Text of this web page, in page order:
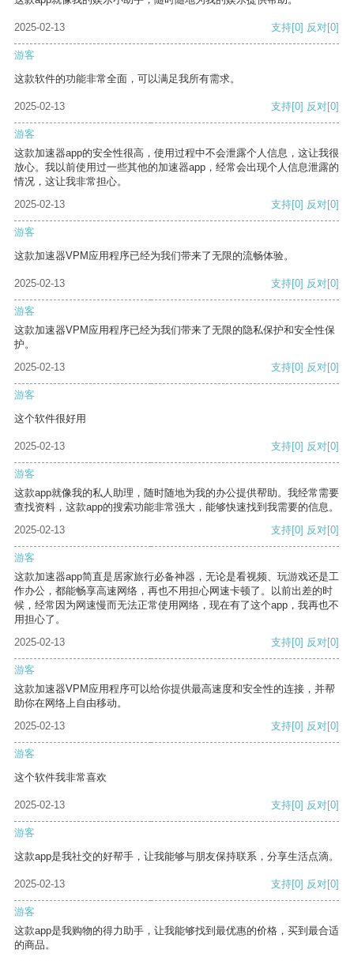
2025-02-13 支持[0] 反对[0]
游客
这款软件的功能非常全面，可以满足我所有需求。
2025-02-13 支持[0] 反对[0]
游客
这款加速器app的安全性很高，使用过程中不会泄露个人信息，这让我很
放心。我以前使用过一些其他的加速器app，经常会出现个人信息泄露的
情况，这让我非常担心。
2025-02-13
支持[0] 反对[0]
游客
这款加速器VPM应用程序已经为我们带来了无限的流畅体验。
2025-02-13 支持[0] 反对[0]
游客
这款加速器VPM应用程序已经为我们带来了无限的隐私保护和安全性保
护。
2025-02-13
支持[0] 反对[0]
游客
这个软件很好用
2025-02-13 支持[0] 反对[0]
游客
这款app就像我的私人助理，随时随地为我的办公提供帮助。我经常需要
查找资料，这款app的搜索功能非常强大，能够快速找到我需要的信息。
2025-02-13
支持[0] 反对[0]
游客
这款加速器app简直是居家旅行必备神器，无论是看视频、玩游戏还是工
作办公，都能畅享高速网络，再也不用担心网速卡顿了。以前出差的时
候，经常因为网速慢而无法正常使用网络，现在有了这个app，我再也不
用担心了。
2025-02-13
支持[0] 反对[0]
游客
这款加速器VPM应用程序可以给你提供最高速度和安全性的连接，并帮
助你在网络上自由移动。
2025-02-13
支持[0] 反对[0]
游客
这个软件我非常喜欢
2025-02-13 支持[0] 反对[0]
游客
这款app是我社交的好帮手，让我能够与朋友保持联系，分享生活点滴。
2025-02-13 支持[0] 反对[0]
游客
这款app是我购物的得力助手，让我能够找到最优惠的价格，买到最合适
的商品。